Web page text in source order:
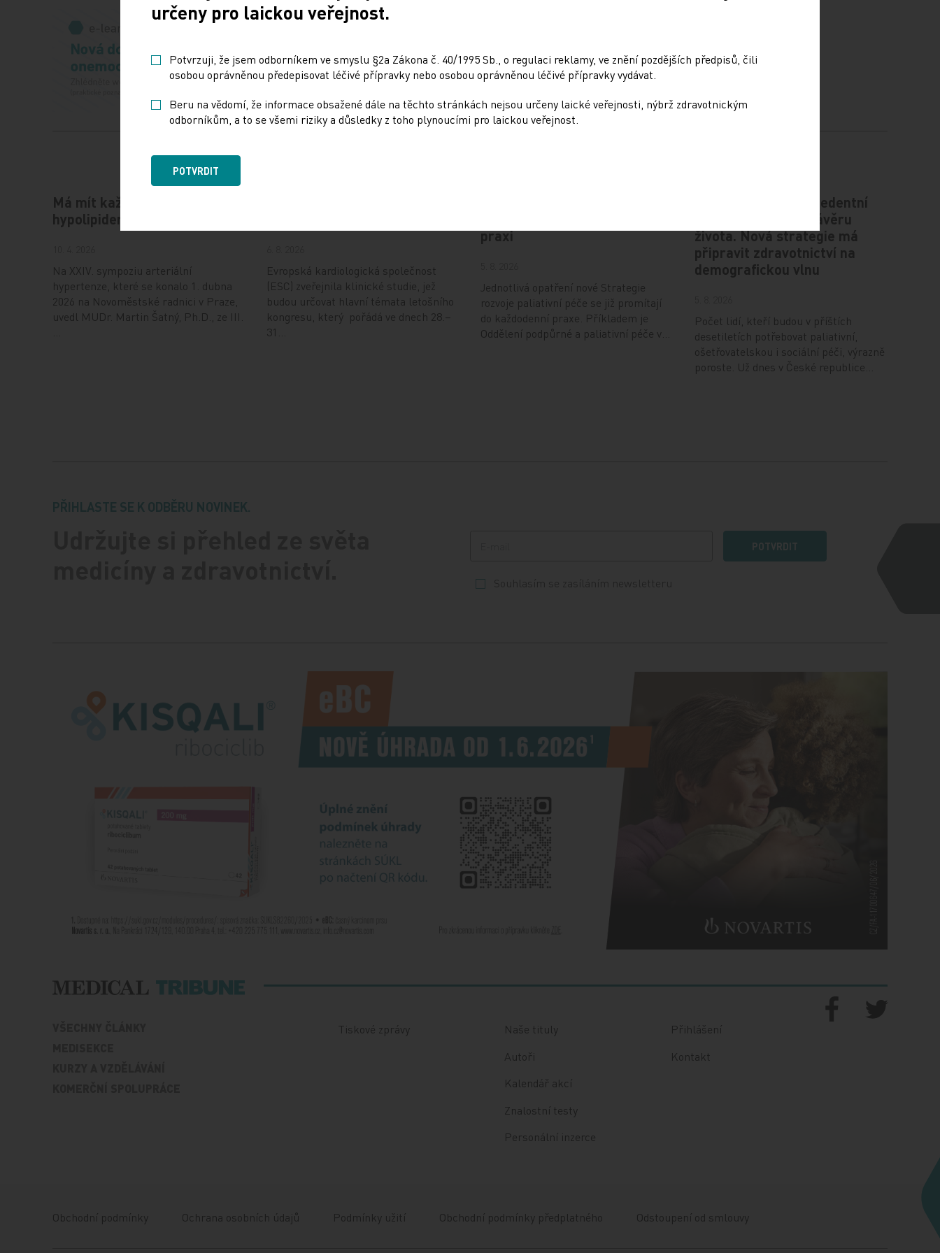
Má mít každý hypertonik
hypolipidemikum?
Na XXIV. sympoziu arteriální
hypertenze, které se konalo 1. dubna
2026 na Novoměstské radnici v Praze,
uvedl MUDr. Martin Šatný, Ph.D., ze III.
Evropská kardiologická společnost
(ESC) zveřejnila klinické studie, jež
budou určovat hlavní témata letošního
kongresu, který pořádá ve dnech 28.–
31…
praxi
Jednotlivá opatření nové Strategie
rozvoje paliativní péče se již promítají
do každodenní praxe. Příkladem je
Oddělení podpůrné a paliativní péče v…
Česko čeká bezprecedentní
nárůst pacientů v závěru
života. Nová strategie má
připravit zdravotnictví na
demografickou vlnu
Počet lidí, kteří budou v příštích
desetiletích potřebovat paliativní,
ošetřovatelskou i sociální péči, výrazně
poroste. Už dnes v České republice…
PŘIHLASTE SE K ODBĚRU NOVINEK.
POTVRDIT
Tiskové zprávy
Naše tituly
Autoři
Kalendář akcí
Znalostní testy
Personální inzerce
Přihlášení
Kontakt
Obchodní podmínky Ochrana osobních údajů Podmínky užití Obchodní podmínky předplatného Odstoupení od smlouvy
určeny pro laickou veřejnost.
Potvrzuji, že jsem odborníkem ve smyslu §2a Zákona č. 40/1995 Sb., o regulaci reklamy, ve znění pozdějších předpisů, čili
osobou oprávněnou předepisovat léčivé přípravky nebo osobou oprávněnou léčivé přípravky vydávat.
Beru na vědomí, že informace obsažené dále na těchto stránkách nejsou určeny laické veřejnosti, nýbrž zdravotnickým
odborníkům, a to se všemi riziky a důsledky z toho plynoucími pro laickou veřejnost.
POTVRDIT